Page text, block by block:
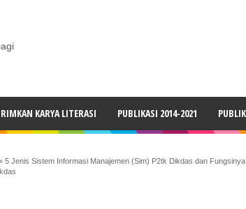
KARYA LITERASI PUBLIKASI 2014-2021
5 Jenis Sistem Informasi Manajemen (Sim) P2tk Dikdas dan